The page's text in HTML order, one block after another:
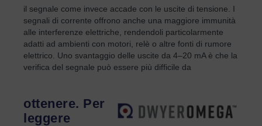
il segnale come invece accade con le uscite di tensione. I
segnali di corrente offrono anche una maggiore immunità
alle interferenze elettriche, rendendoli particolarmente
adatti ad ambienti con motori, relè o altre fonti di rumore
elettrico. Uno svantaggio delle uscite da 4–20 mA è che la
verifica del segnale può essere più difficile da
ottenere. Per
leggere